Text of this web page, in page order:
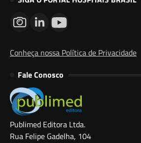
Conheça nossa Política de Privacidade
Fale Conosco
Publimed Editora Ltda.
Rua Felipe Gadelha, 104